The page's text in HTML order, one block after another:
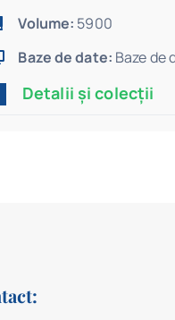
Volume: 5900
Baze de date: Baze
Detalii și colecții